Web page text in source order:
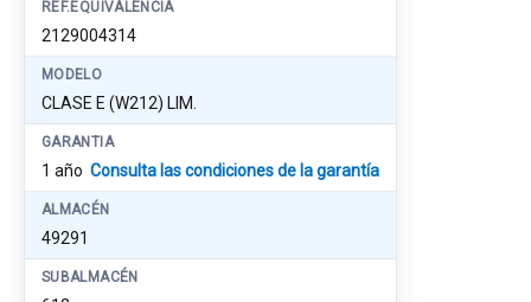
REF.EQUIVALENCIA
2129004314
MODELO
CLASE E (W212) LIM.
GARANTIA
1 año Consulta las condiciones de la garantía
ALMACÉN
49291
SUBALMACÉN